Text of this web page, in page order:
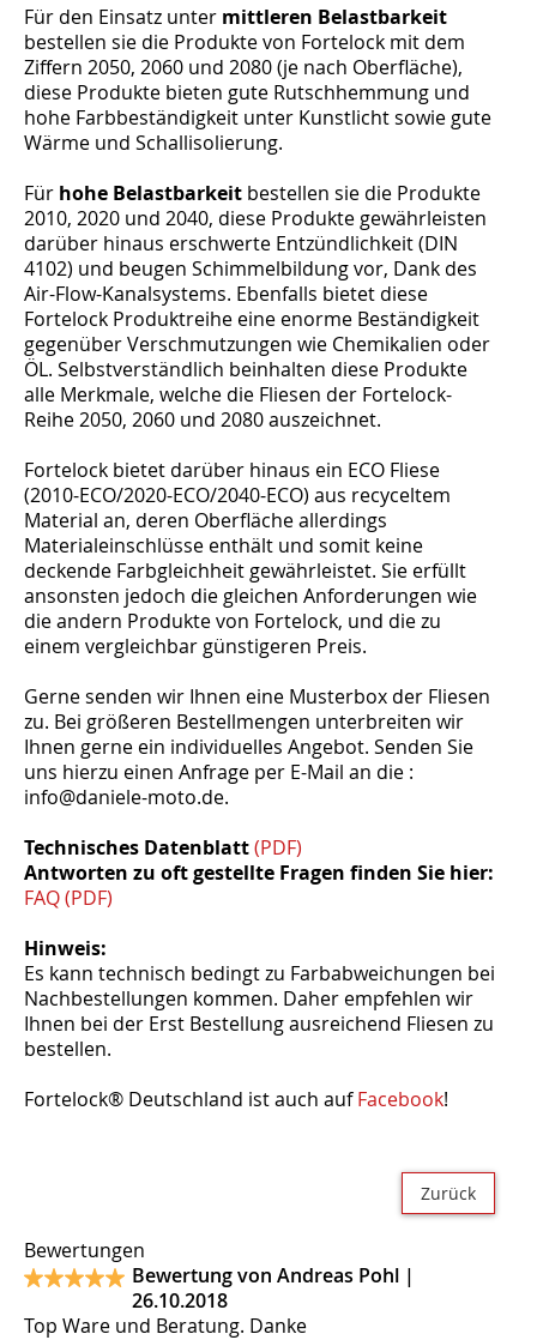
Für den Einsatz unter mittleren Belastbarkeit
bestellen sie die Produkte von Fortelock mit dem
Ziffern 2050, 2060 und 2080 (je nach Oberfläche),
diese Produkte bieten gute Rutschhemmung und
hohe Farbbeständigkeit unter Kunstlicht sowie gute
Wärme und Schallisolierung.
Für hohe Belastbarkeit bestellen sie die Produkte
2010, 2020 und 2040, diese Produkte gewährleisten
darüber hinaus erschwerte Entzündlichkeit (DIN
4102) und beugen Schimmelbildung vor, Dank des
Air-Flow-Kanalsystems. Ebenfalls bietet diese
Fortelock Produktreihe eine enorme Beständigkeit
gegenüber Verschmutzungen wie Chemikalien oder
ÖL. Selbstverständlich beinhalten diese Produkte
alle Merkmale, welche die Fliesen der Fortelock-
Reihe 2050, 2060 und 2080 auszeichnet.
Fortelock bietet darüber hinaus ein ECO Fliese
(2010-ECO/2020-ECO/2040-ECO) aus recyceltem
Material an, deren Oberfläche allerdings
Materialeinschlüsse enthält und somit keine
deckende Farbgleichheit gewährleistet. Sie erfüllt
ansonsten jedoch die gleichen Anforderungen wie
die andern Produkte von Fortelock, und die zu
einem vergleichbar günstigeren Preis.
Gerne senden wir Ihnen eine Musterbox der Fliesen
zu. Bei größeren Bestellmengen unterbreiten wir
Ihnen gerne ein individuelles Angebot. Senden Sie
uns hierzu einen Anfrage per E-Mail an die :
info@daniele-moto.de.
Technisches Datenblatt(PDF)
Antworten zu oft gestellte Fragen finden Sie hier:
FAQ (PDF)
Hinweis:
Es kann technisch bedingt zu Farbabweichungen bei
Nachbestellungen kommen. Daher empfehlen wir
Ihnen bei der Erst Bestellung ausreichend Fliesen zu
bestellen.
Fortelock® Deutschland ist auch aufFacebook!
Zurück
Bewertungen
Bewertung von Andreas Pohl |
26.10.2018
Top Ware und Beratung. Danke